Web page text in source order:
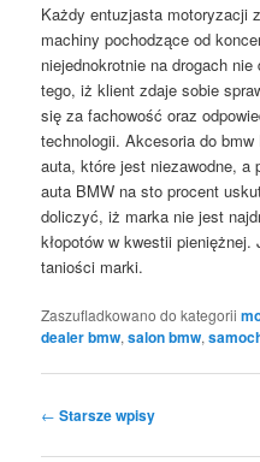
Każdy entuzjasta motoryzacji
machiny pochodzące od
niejednokrotnie na drogach
tego, iż klient zdaje sobie
się za fachowość oraz
technologii. Akcesoria do
auta, które jest niezawodne, a
auta BMW na sto procent
doliczyć, iż marka nie jest
kłopotów w kwestii
taniości marki.
Zaszufladkowano do kategorii
dealer bmw,salon bmw,
Nawigacja
← Starsze wpisy